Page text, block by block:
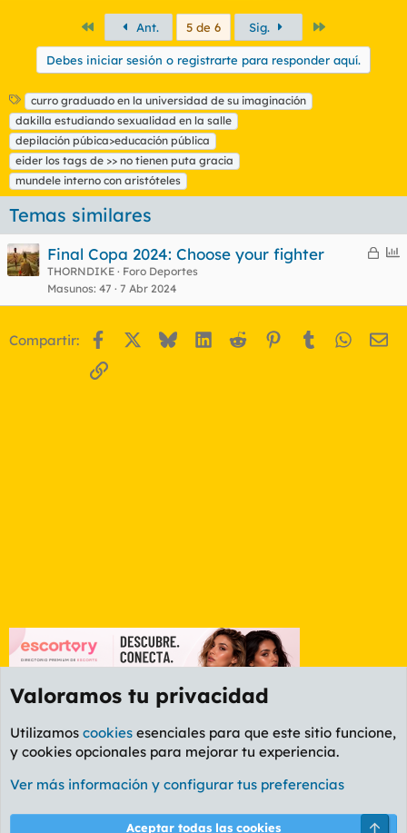
PrimeroAnt. 5 de 6 Sig.
Debes iniciar sesión o registrarte para responder aquí.
E
t
i
q
u
e
t
a
curro graduado en la universidad de su imaginación
dakilla estudiando sexualidad en la salle
depilación púbica>educación pública
eider los tags de >> no tienen puta gracia
mundele interno con aristóteles
Temas similares
C
r
d
E
u
Final Copa 2024: Choose your fighter
THORNDIKE
Foro Deportes
Masunos 47 7 Abr 2024
Compartir: Facebook BlueskyLinkedIn
Reddit Pinterest
Tumblr
Enlace
Foro General
Cookies
PL OLDSTYLE AMARILLO
Valoramos tu privacidad
Utilizamos cookies esenciales para que este sitio funcione,
y cookies opcionales para mejorar tu experiencia.
Ver más información y configurar tus preferencias
Aceptar todas las cookies